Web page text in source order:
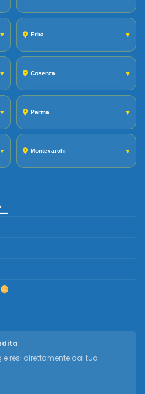
▼ Erba ▼
▼ Cosenza ▼
▼ Parma ▼
▼ Montevarchi ▼
e resi direttamente dal tuo